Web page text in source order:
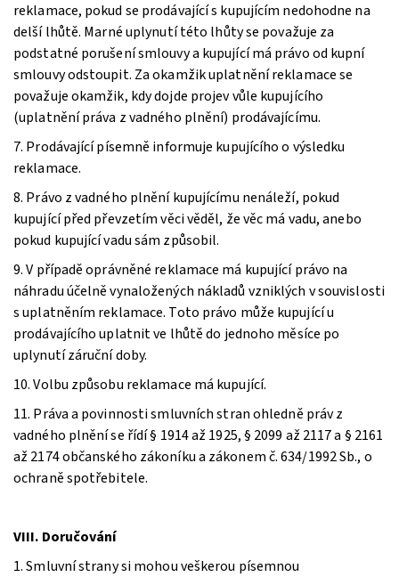
reklamace, pokud se prodávající s kupujícím nedohodne na
delší lhůtě. Marné uplynutí této lhůty se považuje za
podstatné porušení smlouvy a kupující má právo od kupní
smlouvy odstoupit. Za okamžik uplatnění reklamace se
považuje okamžik, kdy dojde projev vůle kupujícího
(uplatnění práva z vadného plnění) prodávajícímu.
7. Prodávající písemně informuje kupujícího o výsledku
reklamace.
8. Právo z vadného plnění kupujícímu nenáleží, pokud
kupující před převzetím věci věděl, že věc má vadu, anebo
pokud kupující vadu sám způsobil.
9. V případě oprávněné reklamace má kupující právo na
náhradu účelně vynaložených nákladů vzniklých v souvislosti
s uplatněním reklamace. Toto právo může kupující u
prodávajícího uplatnit ve lhůtě do jednoho měsíce po
uplynutí záruční doby.
10. Volbu způsobu reklamace má kupující.
11. Práva a povinnosti smluvních stran ohledně práv z
vadného plnění se řídí § 1914 až 1925, § 2099 až 2117 a § 2161
až 2174 občanského zákoníku a zákonem č. 634/1992 Sb., o
ochraně spotřebitele.
VIII. Doručování
1. Smluvní strany si mohou veškerou písemnou